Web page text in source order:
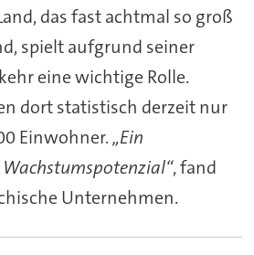
das fast achtmal so groß
spielt aufgrund seiner
eine wichtige Rolle.
dort statistisch derzeit nur
Einwohner.„Ein
Wachstumspotenzial“, fand
Unternehmen.